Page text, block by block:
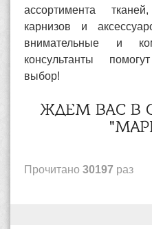
ассортимента
карнизов и
внимательные и
консультанты
выбор!
ЖДЕМ ВАС В
Прочитано 30197 раз